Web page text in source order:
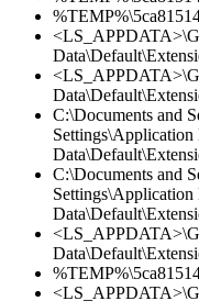
C:\Documents and
C:\Documents and